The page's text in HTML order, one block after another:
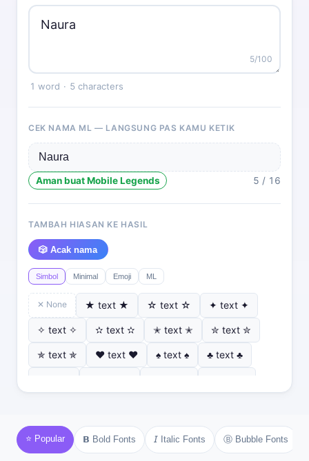
5/100
1 word · 5 characters
CEK NAMA ML — LANGSUNG PAS KAMU KETIK
Aman buat Mobile Legends 5 / 16
TAMBAH HIASAN KE HASIL
🎲 Acak nama
Simbol Minimal Emoji ML
✕ None ★ text ★ ☆ text ☆ ✦ text ✦
✧ text ✧ ✫ text ✫ ✭ text ✭ ✮ text ✮
✯ text ✯ ♥ text ♥ ♠ text ♠ ♣ text ♣
☾ text ☾ ⚜ text ⚜ ⚓ text ⚓ ♪ text ♪
♫ text ♫ ⚘ text ⚘
⭐ Popular 𝗕 Bold Fonts 𝘐 Italic Fonts Ⓑ Bubble Fonts